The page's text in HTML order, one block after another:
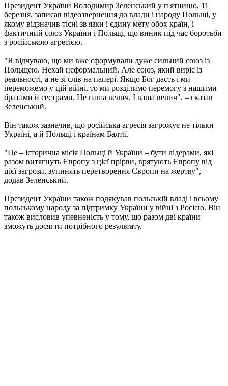
Президент України Володимир Зеленський у п'ятницю, 11
березня, записав відеозвернення до влади і народу Польщі, у
якому відзначив тісні зв'язки і єдину мету обох країн, і
фактичний союз України і Польщі, що виник під час боротьби
з російською агресією.
"Я відчуваю, що ми вже сформували дуже сильний союз із
Польщею. Нехай неформальний. Але союз, який виріс із
реальності, а не зі слів на папері. Якщо Бог дасть і ми
переможемо у цій війні, то ми розділимо перемогу з нашими
братами й сестрами. Це наша велич. І ваша велич", – сказав
Зеленський.
Він також зазначив, що російська агресія загрожує не тільки
Україні, а й Польщі і країнам Балтії.
"Це – історична місія Польщі й України – бути лідерами, які
разом витягнуть Європу з цієї прірви, врятують Європу від
цієї загрози, зупинять перетворення Європи на жертву", –
додав Зеленський.
Президент України також подякував польській владі і всьому
польському народу за підтримку України у війні з Росією. Він
також висловив упевненість у тому, що разом дві країни
зможуть досягти потрібного результату.